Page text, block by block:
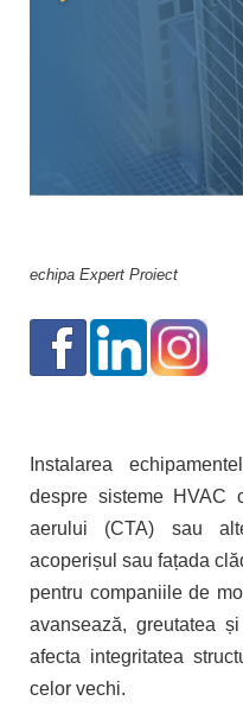
echipa Expert Proiect
Instalarea
despre sisteme HVAC
aerului (CTA) sau
acoperișul sau fațada
pentru companiile de
avansează, greutatea
afecta integritatea
celor vechi.